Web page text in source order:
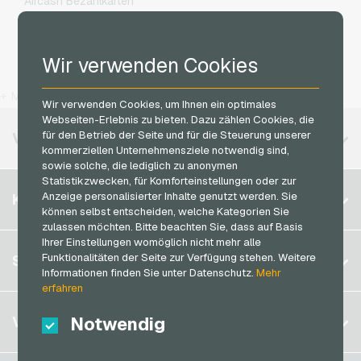
Wir verwenden Cookies
Wir verwenden Cookies, um Ihnen ein optimales
Webseiten-Erlebnis zu bieten. Dazu zählen Cookies, die
für den Betrieb der Seite und für die Steuerung unserer
kommerziellen Unternehmensziele notwendig sind,
sowie solche, die lediglich zu anonymen
Statistikzwecken, für Komforteinstellungen oder zur
Anzeige personalisierter Inhalte genutzt werden. Sie
können selbst entscheiden, welche Kategorien Sie
zulassen möchten. Bitte beachten Sie, dass auf Basis
Ihrer Einstellungen womöglich nicht mehr alle
Funktionalitäten der Seite zur Verfügung stehen. Weitere
Informationen finden Sie unter Datenschutz.Mehr
erfahren
Notwendig
IKEA Geschenkkarten
Kaufland Geschenkkarten
Kennzeichengenerator Geschenkkarten
Lieferando Geschenkkarten
MediaMarkt Geschenkkarten
Microsoft Geschenkkarten
Netflix Geschenkkarten
OBI Geschenkkarten
OTTO Geschenkkarten
PeterPane Geschenkkarten
Rituals Geschenkkarten
O2 Handyguthaben
Simyo Handyguthaben
T-Mobile Handyguthaben
Vodafone Handyguthaben
Jetoncash Bezahlkarten
MuchBetter Bezahlkarten
Neosurf Bezahlkarten
PaysafeCard Bezahlkarten
PCS Bezahlkarten
Razer Gold Bezahlkarten
Transcash Bezahlkarten
VERFÜGBARE REGIONEN
Belgien
Brasilien
Deutschland (DE)
Deutschland (EN)
Frankreich
Italien
KONTO
Registrieren
Anmelden
SERVICE
FAQ
VGO-SHOP